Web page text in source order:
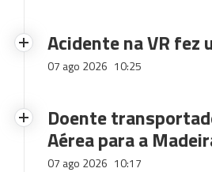
Acidente na VR fez
07 ago 2026 10:25
Doente
Aérea para a
07 ago 2026 10:17